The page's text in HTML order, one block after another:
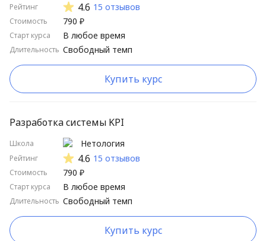
Низкий рейтинг
Рейтинг
Стоимость
Старт курса
Длительность
4.6 15 отзывов
790 ₽
Свободный темп
В любое время
Купить курс
Разработка системы KPI
Школа
Рейтинг
Стоимость
Старт курса
Длительность
Нетология
4.6 15 отзывов
790 ₽
Свободный темп
В любое время
Купить курс